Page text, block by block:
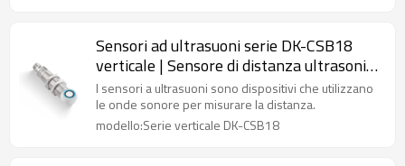
Sensori ad ultrasuoni serie DK-CSB18
verticale | Sensore di distanza ultrasonico
a gomito unico | Sensore di distanza ad
ultrasuoni di livello
I sensori a ultrasuoni sono dispositivi che utilizzano
le onde sonore per misurare la distanza.
modello:Serie verticale DK-CSB18